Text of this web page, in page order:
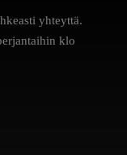
yhteyttä.
klo